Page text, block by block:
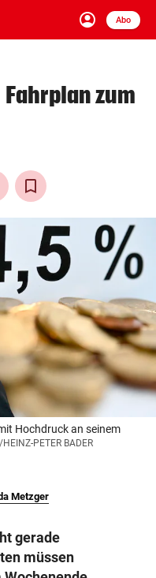
account_circle
Anmelden
Abo
close Schließen
arrow_right
2026
zum
Hochdruck an seinem
PETER BADER
Metzger
gerade
müssen